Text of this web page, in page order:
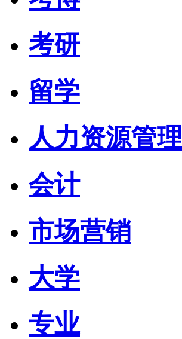
考研
留学
人力资源管理
会计
市场营销
大学
专业